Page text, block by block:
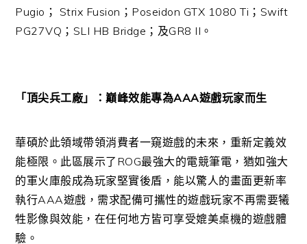
Pugio； Strix Fusion；Poseidon GTX 1080 Ti；Swift
PG27VQ；SLI HB Bridge；及GR8 II。
「頂尖兵工廠」：巔峰效能專為AAA遊戲玩家而生
華碩於此領域帶領消費者一窺遊戲的未來，重新定義效
能極限。此區展示了ROG最強大的電競筆電，猶如強大
的軍火庫般成為玩家堅實後盾，能以驚人的畫面更新率
執行AAA遊戲，需求配備可攜性的遊戲玩家不再需要犧
牲影像與效能，在任何地方皆可享受媲美桌機的遊戲體
驗。